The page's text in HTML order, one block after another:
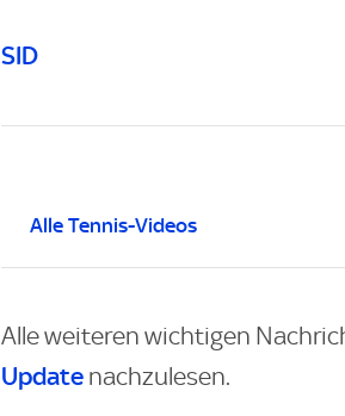
SID
Alle Tennis-Videos
Alle weiteren wichtigen
Update nachzulesen.